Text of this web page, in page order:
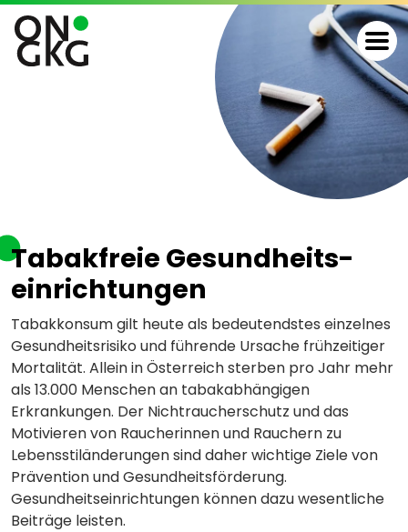
Tabakfreie Gesundheits­
einrichtungen
Tabakkonsum gilt heute als bedeutendstes einzelnes
Gesundheitsrisiko und führende Ursache frühzeitiger
Mortalität. Allein in Österreich sterben pro Jahr mehr
als 13.000 Menschen an tabakabhängigen
Erkrankungen. Der Nichtraucherschutz und das
Motivieren von Raucherinnen und Rauchern zu
Lebensstiländerungen sind daher wichtige Ziele von
Prävention und Gesundheitsförderung.
Gesundheitseinrichtungen können dazu wesentliche
Beiträge leisten.